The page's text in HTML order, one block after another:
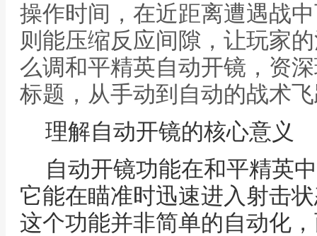
操作时间，在近距离遭遇战
则能压缩反应间隙，让玩家
么调和平精英自动开镜，资
标题，从手动到自动的战术
理解自动开镜的核心意义
自动开镜功能在和平精英
它能在瞄准时迅速进入射击
这个功能并非简单的自动化